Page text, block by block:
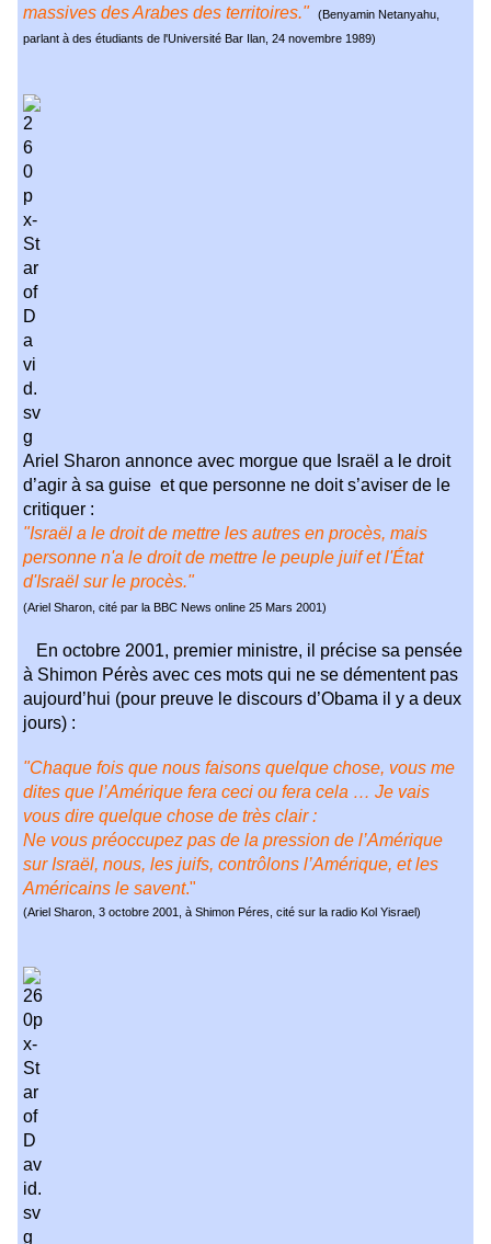
massives des Arabes des territoires."
(Benyamin Netanyahu,
parlant à des étudiants de l'Université Bar Ilan, 24 novembre 1989)
Ariel Sharon annonce avec morgue que Israël a le droit
d’agir à sa guise et que personne ne doit s’aviser de le
critiquer :
"Israël a le droit de mettre les autres en procès, mais
personne n'a le droit de mettre le peuple juif et l'État
d'Israël sur le procès."
(Ariel Sharon, cité par la BBC News online 25 Mars 2001)
En octobre 2001, premier ministre, il précise sa pensée
à Shimon Pérès avec ces mots qui ne se démentent pas
aujourd’hui (pour preuve le discours d’Obama il y a deux
jours) :
"Chaque fois que nous faisons quelque chose, vous me
dites que l’Amérique fera ceci ou fera cela … Je vais
vous dire quelque chose de très clair :
Ne vous préoccupez pas de la pression de l’Amérique
sur Israël, nous, les juifs, contrôlons l’Amérique, et les
Américains le savent."
(Ariel Sharon, 3 octobre 2001, à Shimon Péres, cité sur la radio Kol Yisrael)